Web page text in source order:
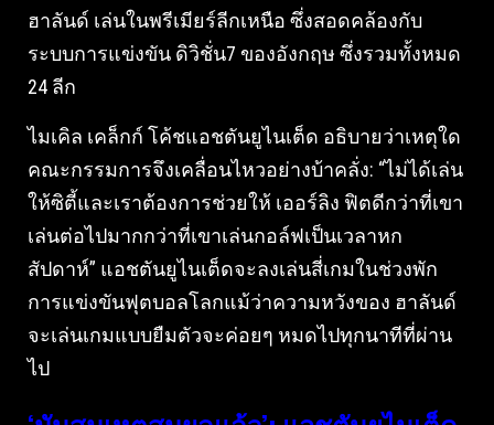
ฮาลันด์ เล่นในพรีเมียร์ลีกเหนือ ซึ่งสอดคล้องกับ
ระบบการแข่งขัน ดิวิชั่น7 ของอังกฤษ ซึ่งรวมทั้งหมด
24 ลีก
ไมเคิล เคล็กก์ โค้ชแอชตันยูไนเต็ด อธิบายว่าเหตุใด
คณะกรรมการจึงเคลื่อนไหวอย่างบ้าคลั่ง: “ไม่ได้เล่น
ให้ซิตี้และเราต้องการช่วยให้ เออร์ลิง ฟิตดีกว่าที่เขา
เล่นต่อไปมากกว่าที่เขาเล่นกอล์ฟเป็นเวลาหก
สัปดาห์” แอชตันยูไนเต็ดจะลงเล่นสี่เกมในช่วงพัก
การแข่งขันฟุตบอลโลกแม้ว่าความหวังของ ฮาลันด์
จะเล่นเกมแบบยืมตัวจะค่อยๆ หมดไปทุกนาทีที่ผ่าน
ไป